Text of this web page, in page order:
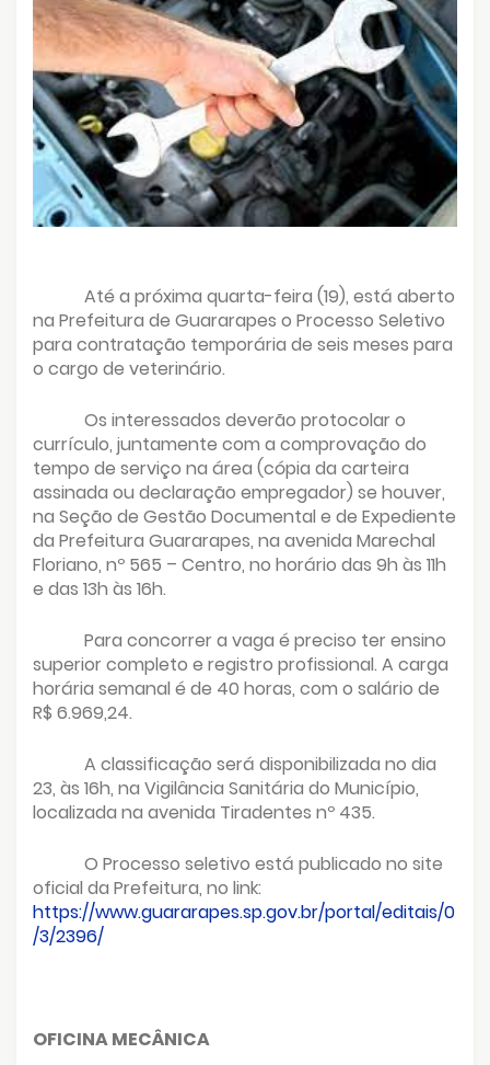
Até a próxima quarta-feira (19), está aberto
na Prefeitura de Guararapes o Processo Seletivo
para contratação temporária de seis meses para
o cargo de veterinário.
Os interessados deverão protocolar o
currículo, juntamente com a comprovação do
tempo de serviço na área (cópia da carteira
assinada ou declaração empregador) se houver,
na Seção de Gestão Documental e de Expediente
da Prefeitura Guararapes, na avenida Marechal
Floriano, nº 565 – Centro, no horário das 9h às 11h
e das 13h às 16h.
Para concorrer a vaga é preciso ter ensino
superior completo e registro profissional. A carga
horária semanal é de 40 horas, com o salário de
R$ 6.969,24.
A classificação será disponibilizada no dia
23, às 16h, na Vigilância Sanitária do Município,
localizada na avenida Tiradentes nº 435.
O Processo seletivo está publicado no site
oficial da Prefeitura, no link:
https://www.guararapes.sp.gov.br/portal/editais/0
/3/2396/
OFICINA MECÂNICA